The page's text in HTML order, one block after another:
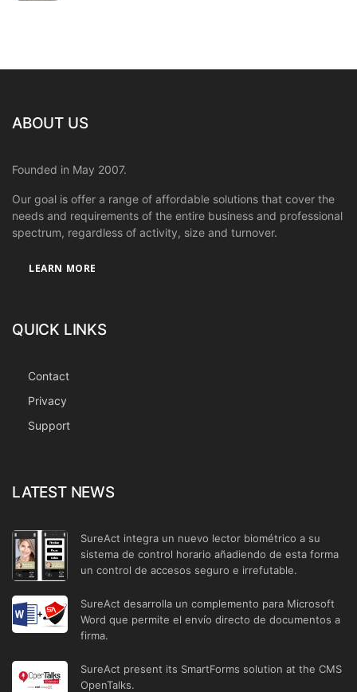
ABOUT US
Founded in May 2007.
Our goal is offer a range of affordable solutions that cover the
needs and requirements of the entire business and professional
spectrum, regardless of activity, size and turnover.
LEARN MORE
QUICK LINKS
Contact
Privacy
Support
LATEST NEWS
SureAct integra un nuevo lector biométrico a su
sistema de control horario añadiendo de esta forma
un control de accesos seguro e irrefutable.
SureAct desarrolla un complemento para Microsoft
Word que permite el envío directo de documentos a
firma.
SureAct present its SmartForms solution at the CMS
OpenTalks.